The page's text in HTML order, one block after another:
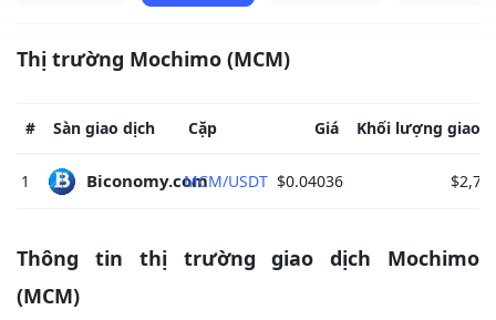
Thị trường Mochimo (MCM)
# Sàn giao dịch Cặp Giá Khối lượng giao
1 Biconomy.com MCM/USDT $0.04036
Thông tin thị trường giao dịch Mochimo
(MCM)